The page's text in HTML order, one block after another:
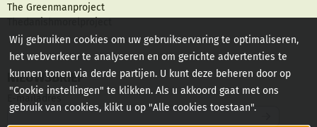
The Greenmanproject
NIEUWSBRIEF
Vul je e-mailadres in voor de nieuwsbrief
Wij gebruiken cookies om uw gebruikservaring te optimaliseren,
het webverkeer te analyseren en om gerichte advertenties te
kunnen tonen via derde partijen. U kunt deze beheren door op
"Cookie instellingen" te klikken. Als u akkoord gaat met ons
gebruik van cookies, klikt u op "Alle cookies toestaan".